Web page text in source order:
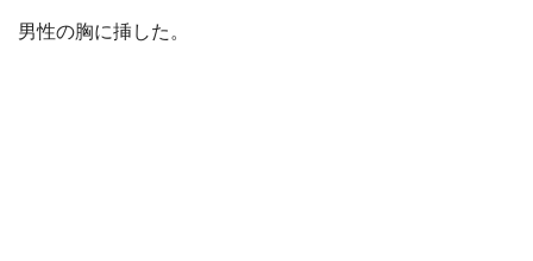
男性の胸に挿した。